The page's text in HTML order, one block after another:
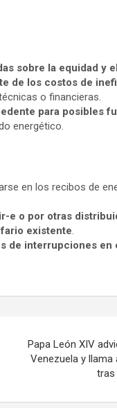
sobre la equidad y
de los costos de
o financieras.
para posibles
energético.
en los recibos de
e o por otras
existente.
de interrupciones
Papa León XIV
Venezuela y
tras